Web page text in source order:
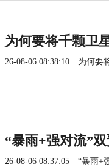
为何要将千颗卫
26-08-06 08:38:10 为何要
“暴雨+强对流”
26-08-06 08:37:05 “暴雨+